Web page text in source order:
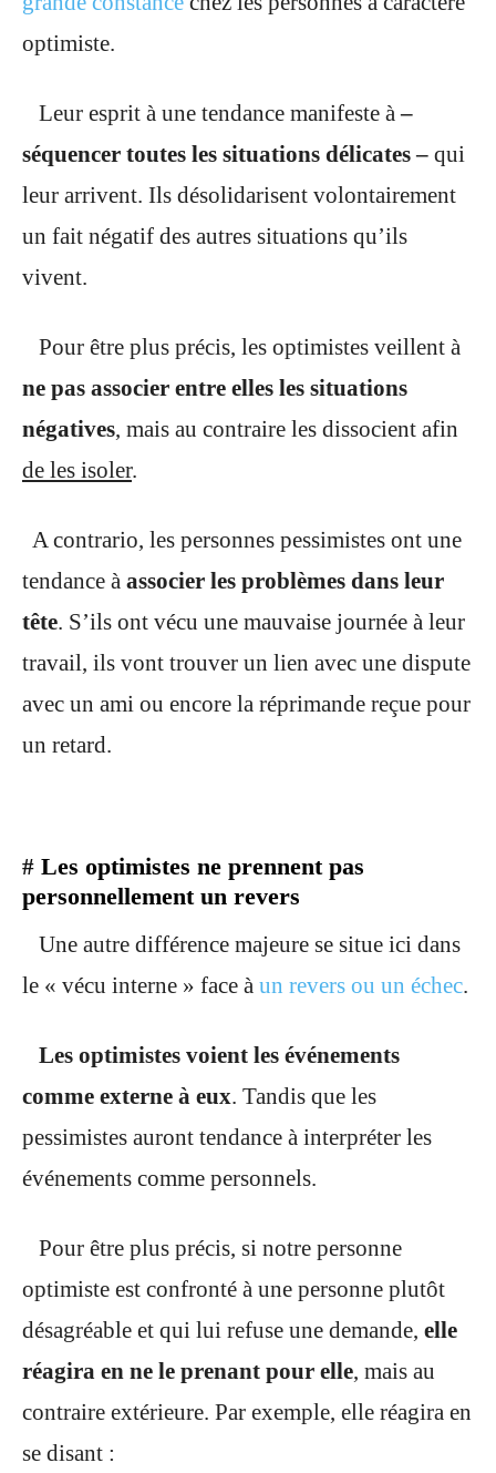
optimiste.
Leur esprit à une tendance manifeste à–
séquencer toutes les situations délicates – qui
leur arrivent. Ils désolidarisent volontairement
un fait négatif des autres situations qu’ils
vivent.
Pour être plus précis, les optimistes veillent à
ne pas associer entre elles les situations
négatives, mais au contraire les dissocient afin
de les isoler.
A contrario, les personnes pessimistes ont une
tendance à associer les problèmes dans leur
tête. S’ils ont vécu une mauvaise journée à leur
travail, ils vont trouver un lien avec une dispute
avec un ami ou encore la réprimande reçue pour
un retard.
# Les optimistes ne prennent pas
personnellement un revers
Une autre différence majeure se situe ici dans
le « vécu interne » face à un revers ou un échec.
Les optimistes voient les événements
comme externe à eux. Tandis que les
pessimistes auront tendance à interpréter les
événements comme personnels.
Pour être plus précis, si notre personne
optimiste est confronté à une personne plutôt
désagréable et qui lui refuse une demande, elle
réagira en ne le prenant pour elle, mais au
contraire extérieure. Par exemple, elle réagira en
se disant :